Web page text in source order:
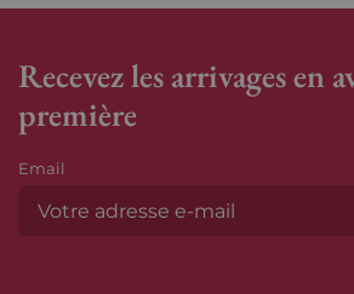
Recevez les arrivages en
première
Email